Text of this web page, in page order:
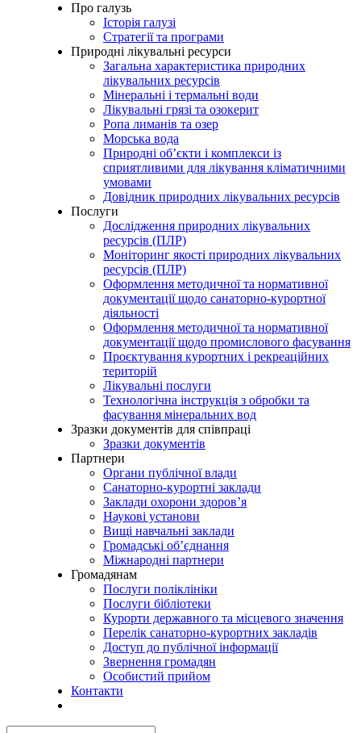
Про галузь
Історія галузі
Стратегії та програми
Природні лікувальні ресурси
Загальна характеристика природних
лікувальних ресурсів
Мінеральні і термальні води
Лікувальні грязі та озокерит
Ропа лиманів та озер
Морська вода
Природні об’єкти і комплекси із
сприятливими для лікування кліматичними
умовами
Довідник природних лікувальних ресурсів
Послуги
Дослідження природних лікувальних
ресурсів (ПЛР)
Моніторинг якості природних лікувальних
ресурсів (ПЛР)
Оформлення методичної та нормативної
документації щодо санаторно-курортної
діяльності
Оформлення методичної та нормативної
документації щодо промислового фасування
Проєктування курортних і рекреаційних
територій
Лікувальні послуги
Технологічна інструкція з обробки та
фасування мінеральних вод
Зразки документів для співпраці
Зразки документів
Партнери
Органи публічної влади
Санаторно-курортні заклади
Заклади охорони здоров’я
Наукові установи
Вищі навчальні заклади
Громадські об’єднання
Міжнародні партнери
Громадянам
Послуги поліклініки
Послуги бібліотеки
Курорти державного та місцевого значення
Перелік санаторно-курортних закладів
Доступ до публічної інформації
Звернення громадян
Особистий прийом
Контакти